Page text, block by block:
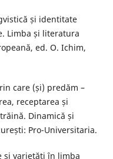
și identitate
Limba și literatura
ed. O. Ichim,
care (și) predăm –
receptarea și
Dinamică și
Pro-Universitaria.
și varietăți în limba